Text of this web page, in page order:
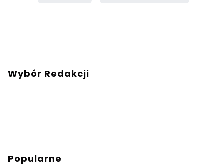
Wybór Redakcji
Popularne